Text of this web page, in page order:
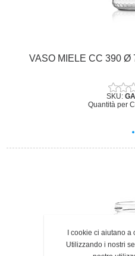
VASO MIELE CC 390 Ø
SKU:
Quantità per
I cookie ci aiutano
Utilizzando i nostri